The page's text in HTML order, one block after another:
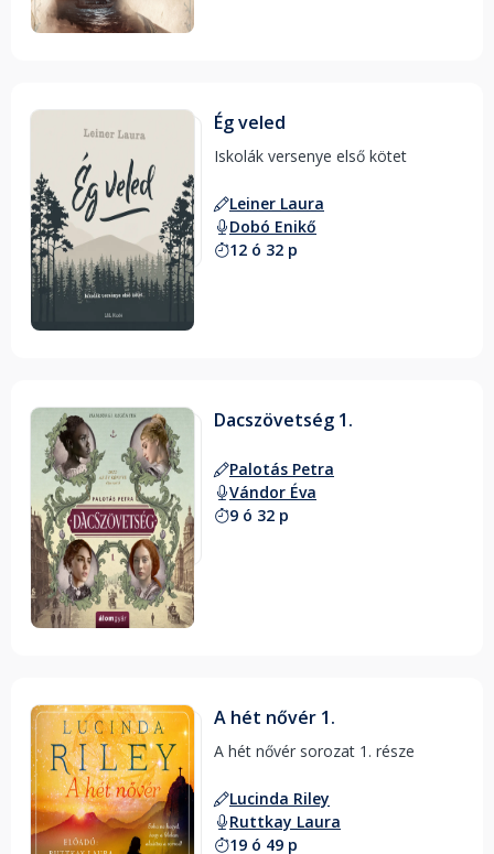
Ég veled
Leiner Laura
Dobó Enikő
12 ó 32 p
Dacszövetség 1.
Palotás Petra
Vándor Éva
9 ó 32 p
A hét nővér 1.
Lucinda Riley
Ruttkay Laura
19 ó 49 p